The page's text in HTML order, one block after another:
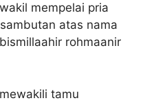
mempelai pria
atas nama
rohmaanir
tamu